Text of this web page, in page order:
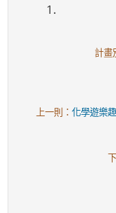
1.
計畫
上一則：化學遊樂